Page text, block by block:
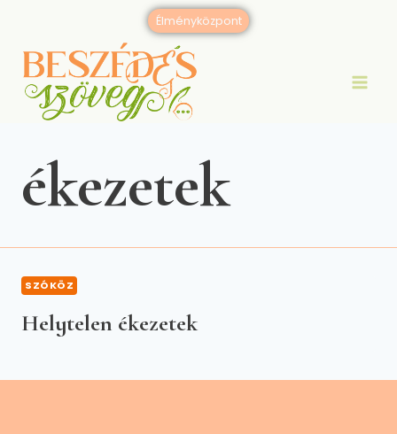
content
Élményközpont
ékezetek
SZÓKÖZ
Helytelen ékezetek